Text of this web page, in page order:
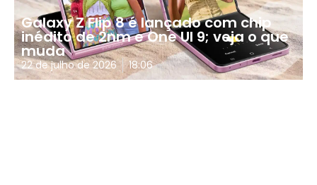
Galaxy Z Flip 8 é lançado com chip
inédito de 2nm e One UI 9; veja o que
muda
22 de julho de 2026 18:06